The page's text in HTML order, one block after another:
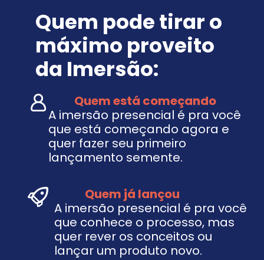
Quem pode tirar o
máximo proveito
da Imersão:
             Quem já lançou
A imersão presencial é pra você
que conhece o processo, mas
quer rever os conceitos ou
lançar um produto novo.
           Quem está começando
A imersão presencial é pra você
que está começando agora e
quer fazer seu primeiro
lançamento semente.